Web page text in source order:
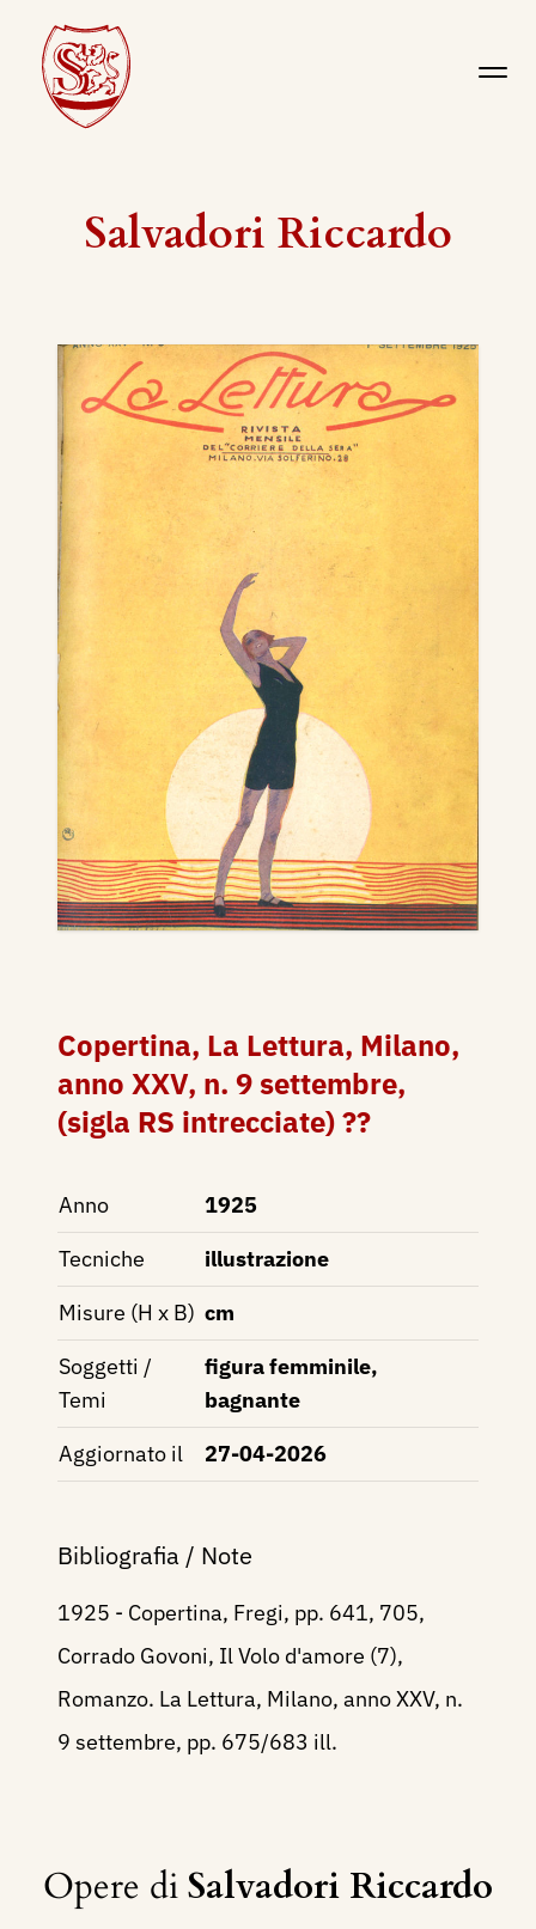
Salvadori Riccardo
Copertina, La Lettura, Milano,
anno XXV, n. 9 settembre,
(sigla RS intrecciate) ??
Anno
1925
Tecniche
illustrazione
Misure (H x B) cm
Soggetti /
Temi
figura femminile,
bagnante
Aggiornato il
27-04-2026
Bibliografia / Note
1925 - Copertina, Fregi, pp. 641, 705,
Corrado Govoni, Il Volo d'amore (7),
Romanzo. La Lettura, Milano, anno XXV, n.
9 settembre, pp. 675/683 ill.
Opere diSalvadori Riccardo